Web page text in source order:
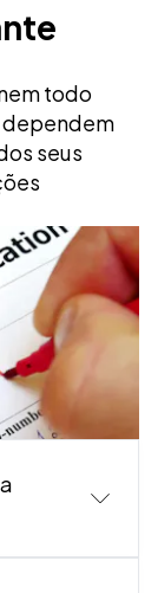
todo
dependem
seus